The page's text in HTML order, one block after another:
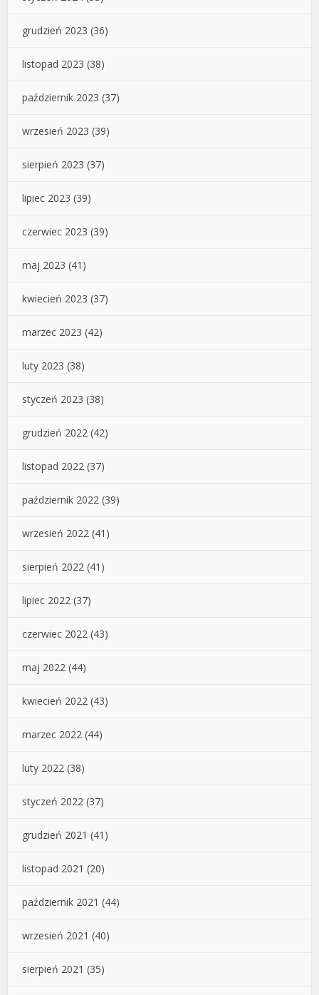
grudzień 2023 (36)
listopad 2023 (38)
październik 2023 (37)
wrzesień 2023 (39)
sierpień 2023 (37)
lipiec 2023 (39)
czerwiec 2023 (39)
maj 2023 (41)
kwiecień 2023 (37)
marzec 2023 (42)
luty 2023 (38)
styczeń 2023 (38)
grudzień 2022 (42)
listopad 2022 (37)
październik 2022 (39)
wrzesień 2022 (41)
sierpień 2022 (41)
lipiec 2022 (37)
czerwiec 2022 (43)
maj 2022 (44)
kwiecień 2022 (43)
marzec 2022 (44)
luty 2022 (38)
styczeń 2022 (37)
grudzień 2021 (41)
listopad 2021 (20)
październik 2021 (44)
wrzesień 2021 (40)
sierpień 2021 (35)